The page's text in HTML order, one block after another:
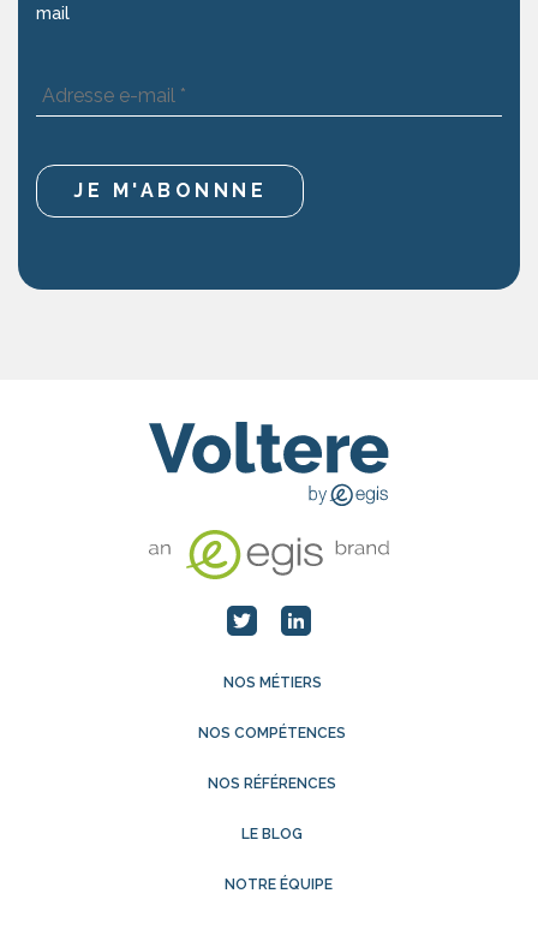
mail
Adresse
e-
*
NOS MÉTIERS
NOS COMPÉTENCES
NOS RÉFÉRENCES
LE BLOG
NOTRE ÉQUIPE